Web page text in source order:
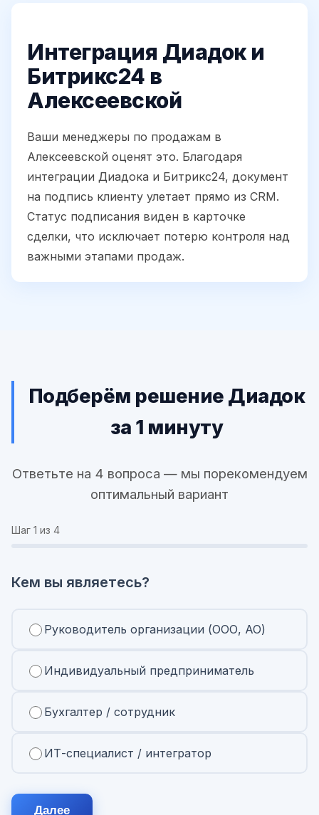
Интеграция Диадок и
Битрикс24 в
Алексеевской
Ваши менеджеры по продажам в
Алексеевской оценят это. Благодаря
интеграции Диадока и Битрикс24, документ
на подпись клиенту улетает прямо из CRM.
Статус подписания виден в карточке
сделки, что исключает потерю контроля над
важными этапами продаж.
Подберём решение Диадок
за 1 минуту
Ответьте на 4 вопроса — мы порекомендуем
оптимальный вариант
Шаг 1 из 4
Кем вы являетесь?
Руководитель организации (ООО, АО)
Индивидуальный предприниматель
Бухгалтер / сотрудник
ИТ-специалист / интегратор
Далее